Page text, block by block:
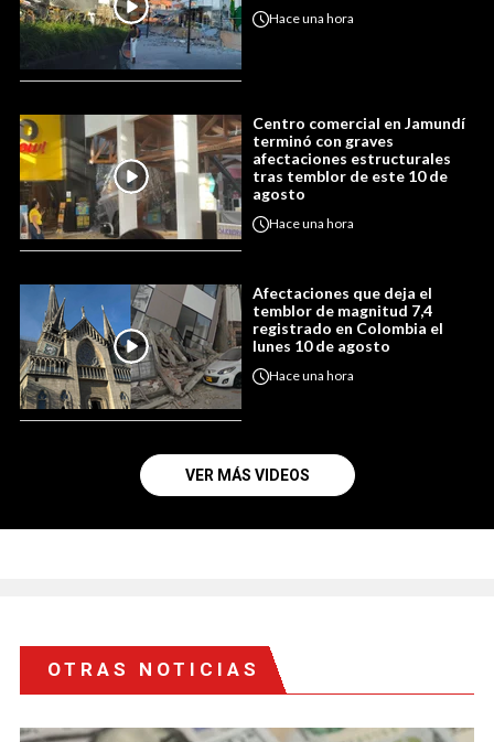
Haceuna hora
Centro comercial en Jamundí
terminó con graves
afectaciones estructurales
tras temblor de este 10 de
agosto
Haceuna hora
Afectaciones que deja el
temblor de magnitud 7,4
registrado en Colombia el
lunes 10 de agosto
Haceuna hora
VER MÁS VIDEOS
OTRAS NOTICIAS